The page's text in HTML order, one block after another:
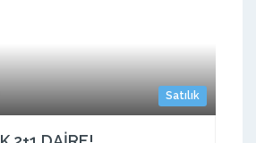
Satılık